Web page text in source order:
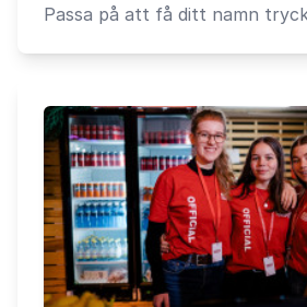
Passa på att få ditt namn